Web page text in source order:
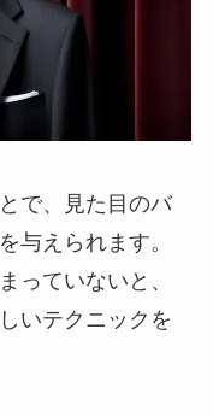
で、見た目のバ
与えられます。
っていないと、
いテクニックを